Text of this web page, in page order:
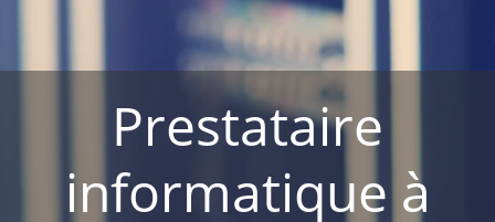
Prestataire
informatique à